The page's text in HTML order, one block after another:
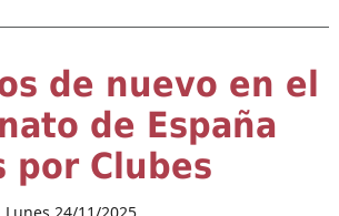
de nuevo en el
de España
por Clubes